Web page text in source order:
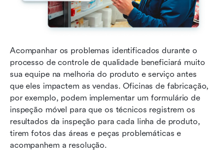
Acompanhar os problemas identificados durante o
processo de controle de qualidade beneficiará muito
sua equipe na melhoria do produto e serviço antes
que eles impactem as vendas. Oficinas de fabricação,
por exemplo, podem implementar um formulário de
inspeção móvel para que os técnicos registrem os
resultados da inspeção para cada linha de produto,
tirem fotos das áreas e peças problemáticas e
acompanhem a resolução.